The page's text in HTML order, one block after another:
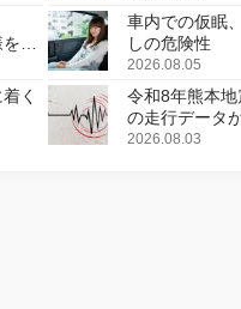
変
車内での仮眠
しの危険性
2026.08.05
く
令和8年熊本
の走行データ
2026.08.03